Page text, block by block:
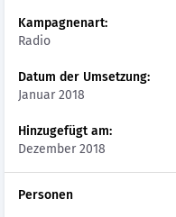
Kampagnenart:
Radio
Datum der Umsetzung:
Januar 2018
Hinzugefügt am:
Dezember 2018
Personen